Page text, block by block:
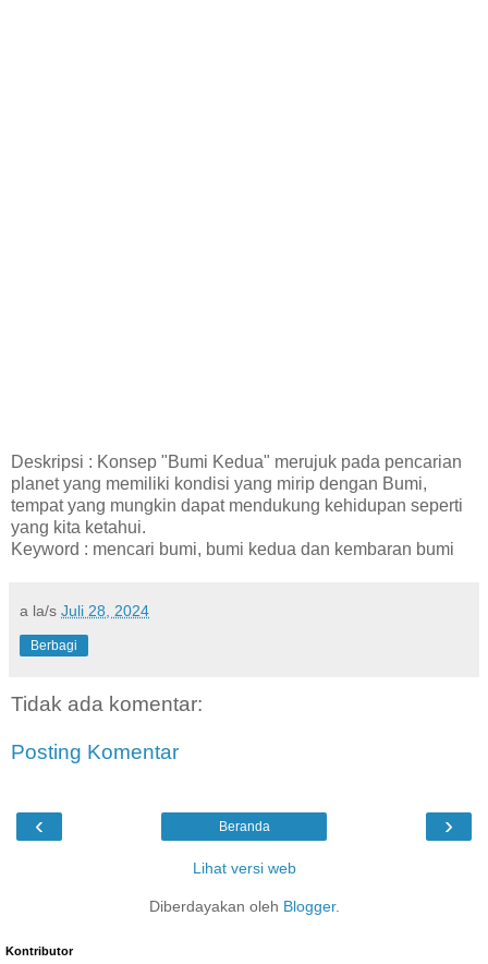
Deskripsi : Konsep "Bumi Kedua" merujuk pada pencarian
planet yang memiliki kondisi yang mirip dengan Bumi,
tempat yang mungkin dapat mendukung kehidupan seperti
yang kita ketahui.
Keyword : mencari bumi, bumi kedua dan kembaran bumi
a la/s Juli 28, 2024
Berbagi
Tidak ada komentar:
Posting Komentar
‹ ›
Beranda
Lihat versi web
Diberdayakan oleh Blogger.
Kontributor